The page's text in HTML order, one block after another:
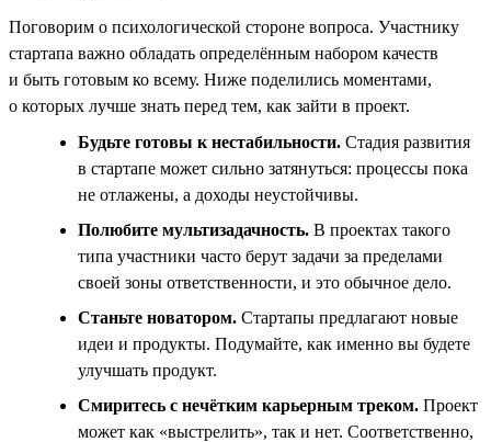
Поговорим о психологической стороне вопроса. Участнику
стартапа важно обладать определённым набором качеств
и быть готовым ко всему. Ниже поделились моментами,
о которых лучше знать перед тем, как зайти в проект.
Будьте готовы к нестабильности. Стадия развития
в стартапе может сильно затянуться: процессы пока
не отлажены, а доходы неустойчивы.
Полюбите мультизадачность. В проектах такого
типа участники часто берут задачи за пределами
своей зоны ответственности, и это обычное дело.
Станьте новатором. Стартапы предлагают новые
идеи и продукты. Подумайте, как именно вы будете
улучшать продукт.
Смиритесь с нечётким карьерным треком. Проект
может как «выстрелить», так и нет. Соответственно,